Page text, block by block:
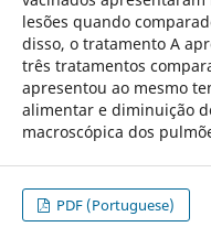
lesões quando
disso, o tratamento A
três tratamentos
apresentou ao mesmo
alimentar e diminuição
macroscópica dos
PDF (Portuguese)